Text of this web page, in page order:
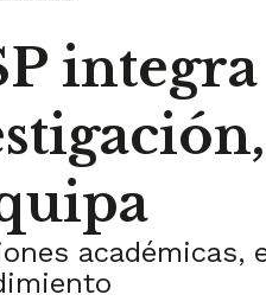
académicas,